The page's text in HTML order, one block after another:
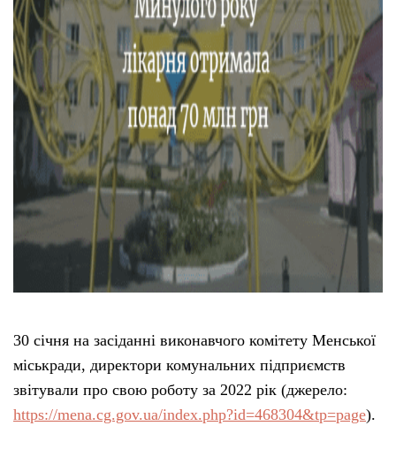
30 січня на засіданні виконавчого комітету Менської
міськради, директори комунальних підприємств
звітували про свою роботу за 2022 рік (джерело:
https://mena.cg.gov.ua/index.php?id=468304&tp=page).